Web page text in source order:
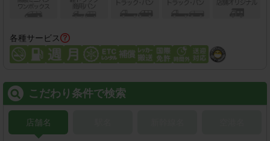
各種サービス
こだわり条件で検索
店舗名